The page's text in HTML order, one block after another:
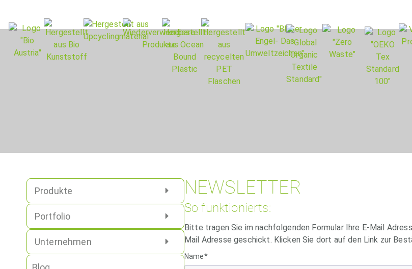
Produkte
Portfolio
Unternehmen
NEWSLETTER
So funktionierts:
Bitte tragen Sie im nachfolgenden Formular Ihre E-Mail
Mail Adresse geschickt. Klicken Sie dort auf den Link zur
Name*